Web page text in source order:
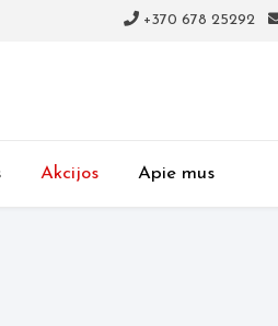
+370 678 25292
Akcijos Apie mus